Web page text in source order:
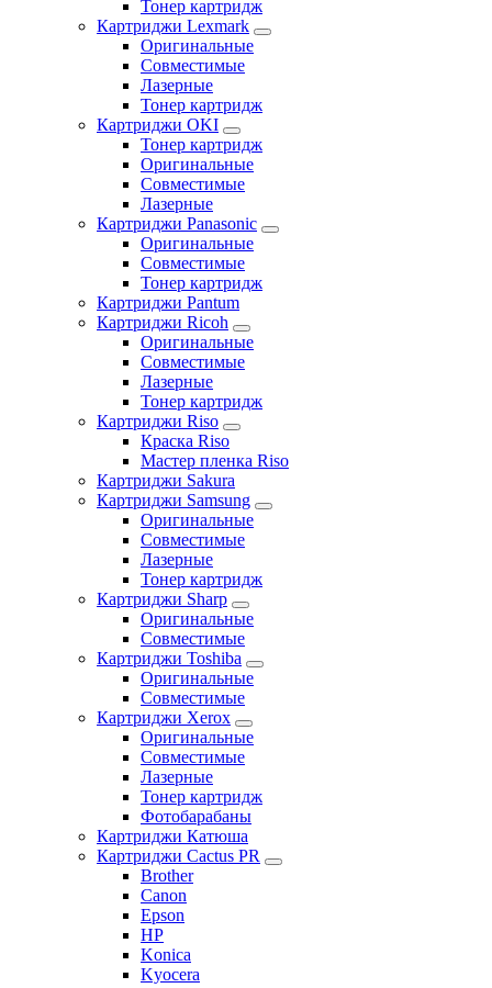
Тонер картридж
Картриджи Lexmark
Оригинальные
Совместимые
Лазерные
Тонер картридж
Картриджи OKI
Тонер картридж
Оригинальные
Совместимые
Лазерные
Картриджи Panasonic
Оригинальные
Совместимые
Тонер картридж
Картриджи Pantum
Картриджи Ricoh
Оригинальные
Совместимые
Лазерные
Тонер картридж
Картриджи Riso
Краска Riso
Мастер пленка Riso
Картриджи Sakura
Картриджи Samsung
Оригинальные
Совместимые
Лазерные
Тонер картридж
Картриджи Sharp
Оригинальные
Совместимые
Картриджи Toshiba
Оригинальные
Совместимые
Картриджи Xerox
Оригинальные
Совместимые
Лазерные
Тонер картридж
Фотобарабаны
Картриджи Катюша
Картриджи Cactus PR
Brother
Canon
Epson
HP
Konica
Kyocera